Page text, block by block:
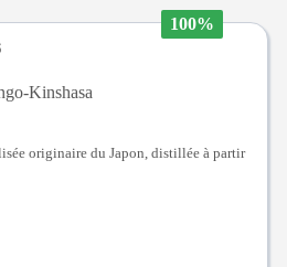
100%
Kinshasa
originaire du Japon, distillée à partir